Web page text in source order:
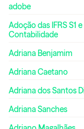
adobe
Adoção das IFRS S1
Contabilidade
Adriana Benjamim
Adriana Caetano
Adriana dos Santos
Adriana Sanches